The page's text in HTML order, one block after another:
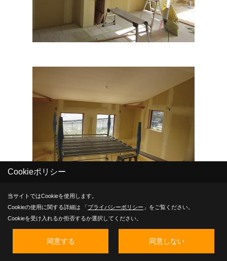
Cookieポリシー
当サイトではCookieを使用します。
Cookieの使用に関する詳細は 「プライバシーポリシー 」をご覧ください。
Cookieを受け入れるか拒否するか選択してください。
同意する 同意しない